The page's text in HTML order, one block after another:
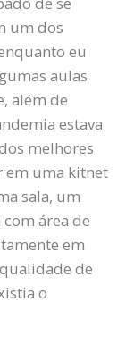
um dos
eu
aulas
além de
estava
melhores
em uma kitnet
sala, um
área de
em
de
o